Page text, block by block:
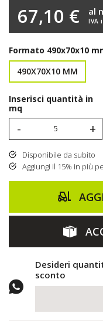
67,10 € IVA
al
Formato 490x70x10
490X70X10 MM
Inserisci quantità in
mq
- +
Disponibile da subito
Aggiungi il 15% in più
Desideri
sconto